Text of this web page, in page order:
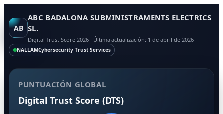
AB
ABC BADALONA SUBMINISTRAMENTS ELECTRICS
SL.
Digital Trust Score 2026 · Última actualización: 1 de abril de 2026
NALLAMCybersecurity Trust Services
PUNTUACIÓN GLOBAL
Digital Trust Score (DTS)